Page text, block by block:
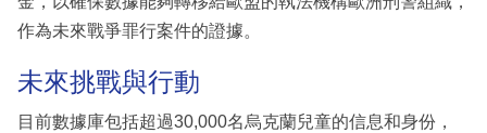
作為未來戰爭罪行案件的證據。
未來挑戰與行動
目前數據庫包括超過30,000名烏克蘭兒童的信息和身份，